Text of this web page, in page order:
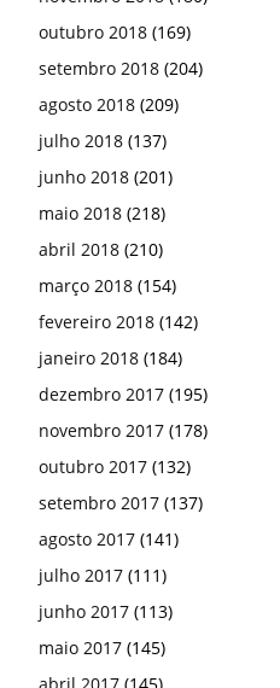
outubro 2018 (169)
setembro 2018 (204)
agosto 2018 (209)
julho 2018 (137)
junho 2018 (201)
maio 2018 (218)
abril 2018 (210)
março 2018 (154)
fevereiro 2018 (142)
janeiro 2018 (184)
dezembro 2017 (195)
novembro 2017 (178)
outubro 2017 (132)
setembro 2017 (137)
agosto 2017 (141)
julho 2017 (111)
junho 2017 (113)
maio 2017 (145)